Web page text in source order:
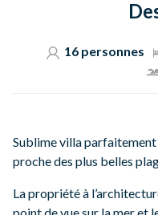
16 personnes
Sublime villa
proche des plus belles
La propriété à